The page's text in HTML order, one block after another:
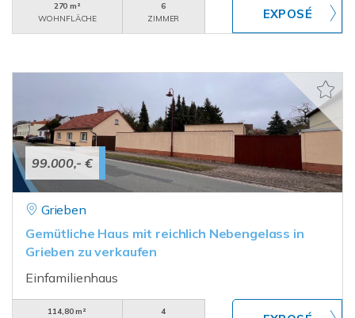
270 m²
WOHNFLÄCHE
6
ZIMMER
99.000,- €
Grieben
Gemütliche Haus mit reichlich Nebengelass in
Grieben zu verkaufen
Einfamilienhaus
114,80 m²
4